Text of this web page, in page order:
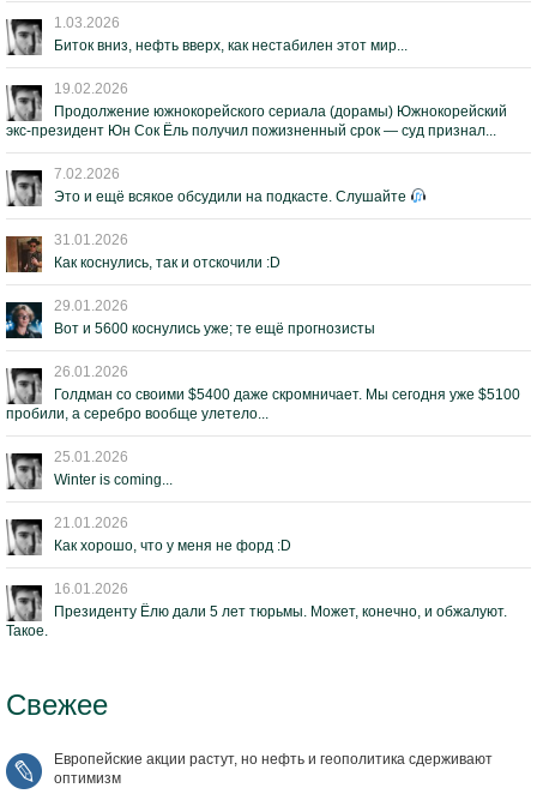
1.03.2026
Биток вниз, нефть вверх, как нестабилен этот мир...
19.02.2026
Продолжение южнокорейского сериала (дорамы) Южнокорейский
экс-президент Юн Сок Ёль получил пожизненный срок — суд признал...
7.02.2026
Это и ещё всякое обсудили на подкасте. Слушайте
31.01.2026
Как коснулись, так и отскочили :D
29.01.2026
Вот и 5600 коснулись уже; те ещё прогнозисты
26.01.2026
Голдман со своими $5400 даже скромничает. Мы сегодня уже $5100
пробили, а серебро вообще улетело...
25.01.2026
Winter is coming...
21.01.2026
Как хорошо, что у меня не форд :D
16.01.2026
Президенту Ёлю дали 5 лет тюрьмы. Может, конечно, и обжалуют.
Такое.
Свежее
Европейские акции растут, но нефть и геополитика сдерживают
оптимизм